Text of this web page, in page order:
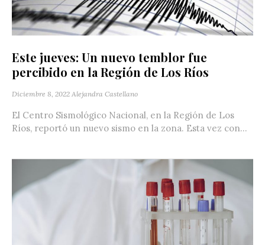
Este jueves: Un nuevo temblor fue
percibido en la Región de Los Ríos
Diciembre 8, 2022 Alejandra Castellano
El Centro Sismológico Nacional, en la Región de Los
Ríos, reportó un nuevo sismo en la zona. Esta vez con...